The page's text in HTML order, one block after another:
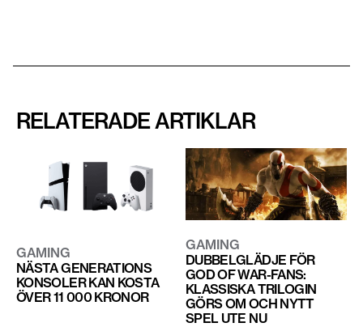
RELATERADE ARTIKLAR
GAMING
NÄSTA GENERATIONS
KONSOLER KAN KOSTA
ÖVER 11 000 KRONOR
GAMING
DUBBELGLÄDJE FÖR
GOD OF WAR-FANS:
KLASSISKA TRILOGIN
GÖRS OM OCH NYTT
SPEL UTE NU